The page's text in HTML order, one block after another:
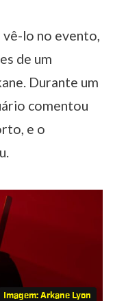
vê-lo no evento,
de um
Durante um
comentou
e o
Imagem: Arkane Lyon